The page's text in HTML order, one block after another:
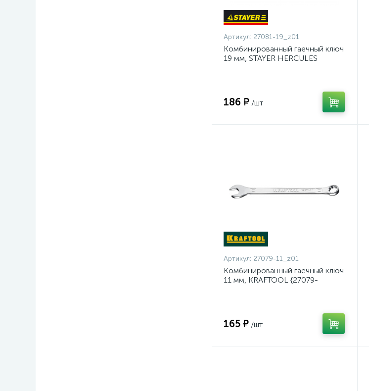
Артикул: 27081-19_z01
Комбинированный гаечный ключ
19 мм, STAYER HERCULES
186 ₽ /шт
Артикул: 27079-11_z01
Комбинированный гаечный ключ
11 мм, KRAFTOOL {27079-
165 ₽ /шт